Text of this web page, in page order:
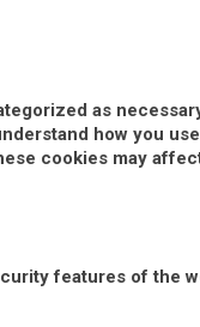
as
how you
cookies may
features of the